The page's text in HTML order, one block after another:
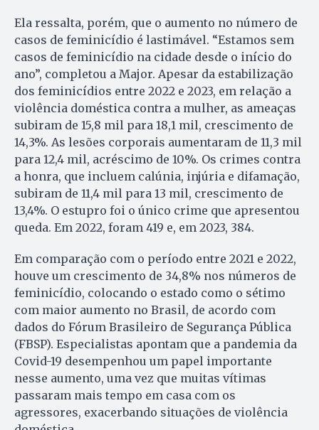
Ela ressalta, porém, que o aumento no número de
casos de feminicídio é lastimável. “Estamos sem
casos de feminicídio na cidade desde o início do
ano”, completou a Major. Apesar da estabilização
dos feminicídios entre 2022 e 2023, em relação a
violência doméstica contra a mulher, as ameaças
subiram de 15,8 mil para 18,1 mil, crescimento de
14,3%. As lesões corporais aumentaram de 11,3 mil
para 12,4 mil, acréscimo de 10%. Os crimes contra
a honra, que incluem calúnia, injúria e difamação,
subiram de 11,4 mil para 13 mil, crescimento de
13,4%. O estupro foi o único crime que apresentou
queda. Em 2022, foram 419 e, em 2023, 384.
Em comparação com o período entre 2021 e 2022,
houve um crescimento de 34,8% nos números de
feminicídio, colocando o estado como o sétimo
com maior aumento no Brasil, de acordo com
dados do Fórum Brasileiro de Segurança Pública
(FBSP). Especialistas apontam que a pandemia da
Covid-19 desempenhou um papel importante
nesse aumento, uma vez que muitas vítimas
passaram mais tempo em casa com os
agressores, exacerbando situações de violência